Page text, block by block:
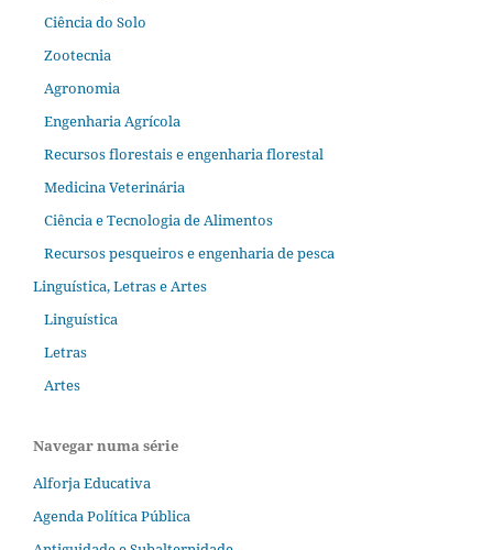
Ciência do Solo
Zootecnia
Agronomia
Engenharia Agrícola
Recursos florestais e engenharia florestal
Medicina Veterinária
Ciência e Tecnologia de Alimentos
Recursos pesqueiros e engenharia de pesca
Linguística, Letras e Artes
Linguística
Letras
Artes
Navegar numa série
Alforja Educativa
Agenda Política Pública